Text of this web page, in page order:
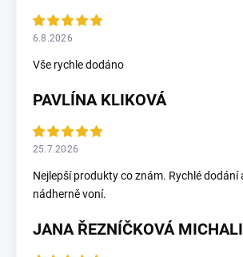
6.8.2026
Vše rychle dodáno
PAVLÍNA KLIKOVÁ
25.7.2026
Nejlepší produkty co znám. Rychlé dodání
nádherně voní.
JANA ŘEZNÍČKOVÁ